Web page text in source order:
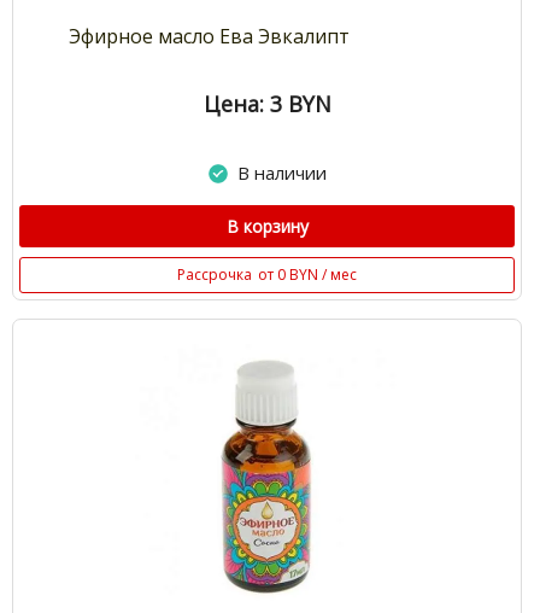
Эфирное масло Ева Эвкалипт
Цена: 3 BYN
В наличии
В корзину
Рассрочка от 0 BYN / мес